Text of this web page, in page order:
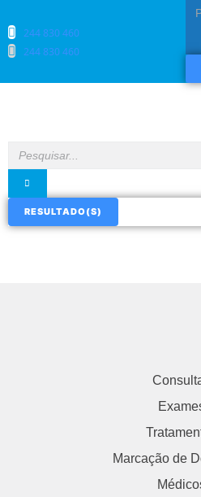
244 830 460​
244 830 460​
RESULTADO(S)
Marcação de